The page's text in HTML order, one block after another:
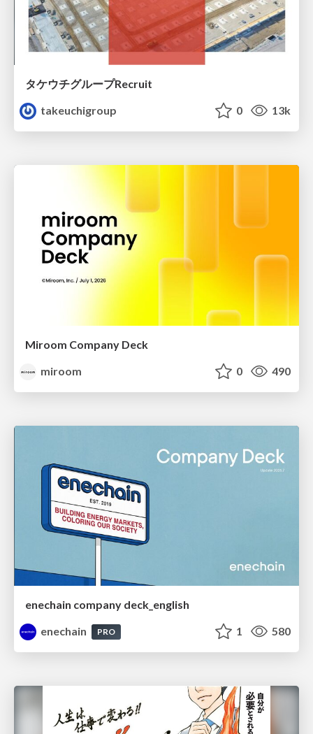
タケウチグループRecruit
takeuchigroup
0 13k
Miroom Company Deck
miroom
0 490
enechain company deck_english
enechain
PRO 1 580